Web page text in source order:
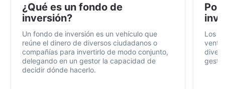
¿Qué es un fondo de
inversión?
Un fondo de inversión es un vehículo que
reúne el dinero de diversos ciudadanos o
compañías para invertirlo de modo conjunto,
delegando en un gestor la capacidad de
decidir dónde hacerlo.
Por
Los